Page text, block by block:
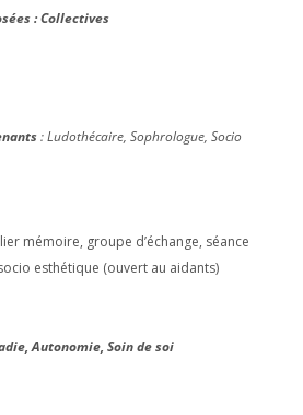
: Collectives
:Ludothécaire, Sophrologue, Socio
mémoire, groupe d’échange, séance
esthétique (ouvert au aidants)
Autonomie, Soin de soi